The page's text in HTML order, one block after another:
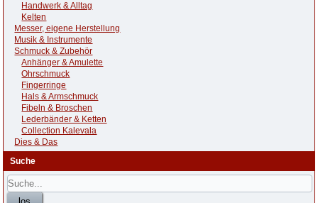
Handwerk & Alltag
Kelten
Messer, eigene Herstellung
Musik & Instrumente
Schmuck & Zubehör
Anhänger & Amulette
Ohrschmuck
Fingerringe
Hals & Armschmuck
Fibeln & Broschen
Lederbänder & Ketten
Collection Kalevala
Dies & Das
Suche